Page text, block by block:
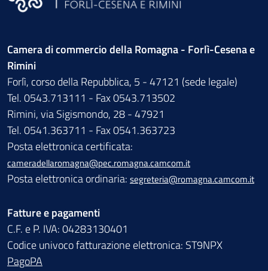
Camera di commercio della Romagna - Forlì-Cesena e
Rimini
Forlì, corso della Repubblica, 5 - 47121 (sede legale)
Tel. 0543.713111 - Fax 0543.713502
Rimini, via Sigismondo, 28 - 47921
Tel. 0541.363711 - Fax 0541.363723
Posta elettronica certificata:
cameradellaromagna@pec.romagna.camcom.it
Posta elettronica ordinaria: segreteria@romagna.camcom.it
Fatture e pagamenti
C.F. e P. IVA: 04283130401
Codice univoco fatturazione elettronica: ST9NPX
PagoPA